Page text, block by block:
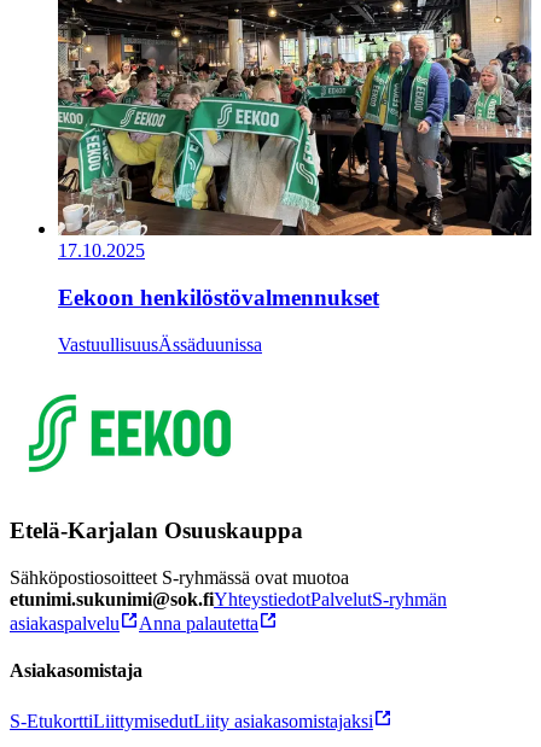
17.10.2025
Eekoon henkilöstövalmennukset
VastuullisuusÄssäduunissa
Etelä-Karjalan Osuuskauppa
Sähköpostiosoitteet S-ryhmässä ovat muotoa
etunimi.sukunimi@sok.fiYhteystiedotPalvelutS-ryhmän
asiakaspalvelu
Anna palautetta
Asiakasomistaja
S-EtukorttiLiittymisedutLiity asiakasomistajaksi